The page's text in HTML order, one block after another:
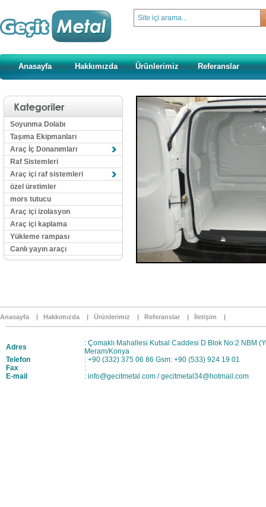
Anasayfa Hakkımızda Ürünlerimiz Referanslar
Soyunma Dolabı
Taşıma Ekipmanları
Araç İç Donanımları
Raf Sistemleri
Araç içi raf sistemleri
özel üretimler
mors tutucu
Araç içi izolasyon
Araç içi kaplama
Yükleme rampası
Canlı yayın araçı
Anasayfa | Hakkımızda | Ürünlerimiz | Referanslar | İletişim |
Adres
: Çomaklı Mahallesi Kutsal Caddesi D Blok No:2 NBM
Meram/Konya
Telefon
: +90 (332) 375 06 86 Gsm: +90 (533) 924 19 01
Fax
:
E-mail
: info@gecitmetal.com /gecitmetal34@hotmail.com